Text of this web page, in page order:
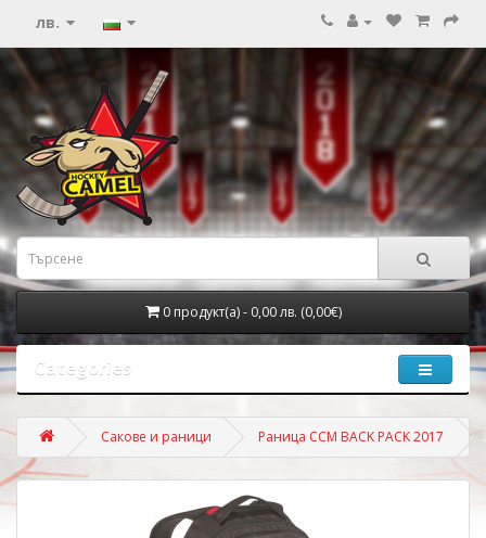
лв.
0 продукт(а) - 0,00 лв. (0,00€)
Categories
Сакове и раници Раница CCM BACK PACK 2017